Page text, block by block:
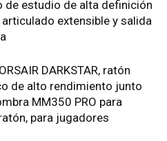
de estudio de alta definición
extensible y salida
DARKSTAR, ratón
de alto rendimiento junto
MM350 PRO para
para jugadores